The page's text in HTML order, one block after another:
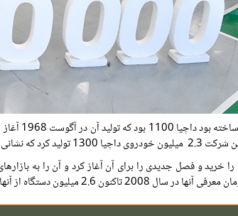
کرده است. همچنین از زمان معرفی آنها 2.1 میلیون